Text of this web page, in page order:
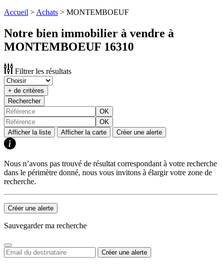
Accueil > Achats > MONTEMBOEUF
Notre bien immobilier à vendre à
MONTEMBOEUF 16310
Filtrer les résultats
+ de critères
Rechercher
OK
OK
Afficher la liste
Afficher la carte Créer une alerte
Nous n’avons pas trouvé de résultat correspondant à votre recherche
dans le périmètre donné, nous vous invitons à élargir votre zone de
recherche.
Créer une alerte
Sauvegarder ma recherche